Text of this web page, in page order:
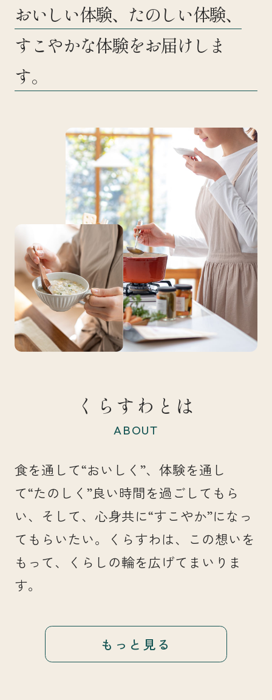
おいしい体験、たのしい体験、
すこやかな体験をお届けしま
す。
くらすわとは
ABOUT
食を通して“おいしく”、体験を通し
て“たのしく”良い時間を過ごしてもら
い、そして、心身共に“すこやか”になっ
てもらいたい。くらすわは、この想いを
もって、くらしの輪を広げてまいりま
す。
もっと見る